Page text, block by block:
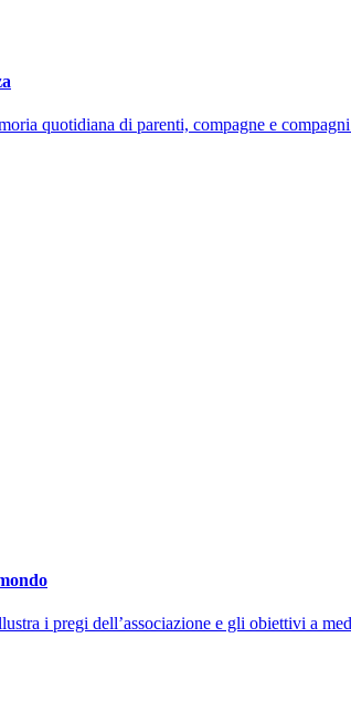
quotidiana di parenti, compagne e
i pregi dell’associazione e gli obiettivi a